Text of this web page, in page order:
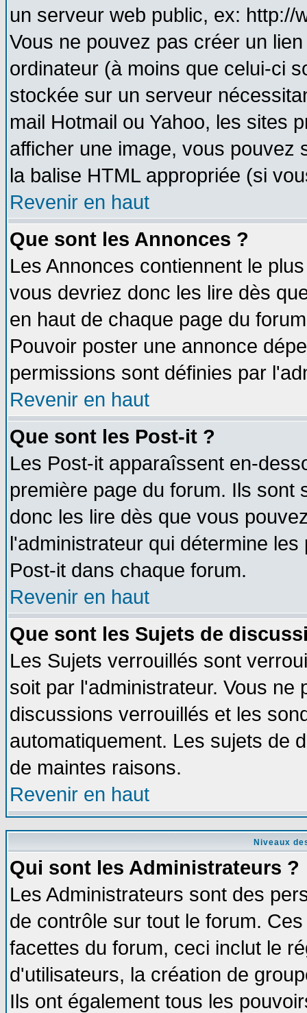
un serveur web public, ex: http://
Vous ne pouvez pas créer un
ordinateur (à moins que celui-ci
stockée sur un serveur
mail Hotmail ou Yahoo, les sites
afficher une image, vous pouvez
la balise HTML appropriée (si
Revenir en haut
Que sont les Annonces ?
Les Annonces contiennent le
vous devriez donc les lire dès
en haut de chaque page du
Pouvoir poster une annonce
permissions sont définies par
Revenir en haut
Que sont les Post-it ?
Les Post-it apparaîssent en-
première page du forum. Ils
donc les lire dès que vous
l'administrateur qui détermine
Post-it dans chaque forum.
Revenir en haut
Que sont les Sujets de
Les Sujets verrouillés sont
soit par l'administrateur. Vous
discussions verrouillés et les
automatiquement. Les sujets de
de maintes raisons.
Revenir en haut
Niveaux
Qui sont les Administrateurs ?
Les Administrateurs sont des
de contrôle sur tout le forum.
facettes du forum, ceci inclut le
d'utilisateurs, la création de
Ils ont également tous les